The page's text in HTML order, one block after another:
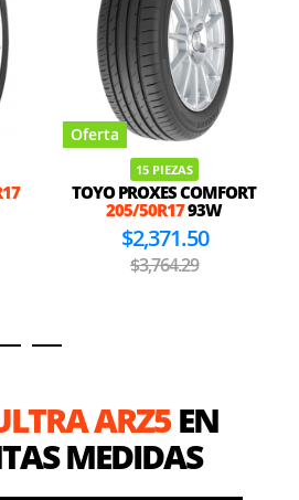
Oferta
15 PIEZAS
TOYO PROXES COMFORT
205/50R1793W
$2,371.50
$3,764.29
ARZ5EN
MEDIDAS